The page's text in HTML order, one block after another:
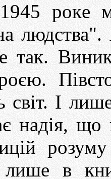
рокe
так.
світ. І
надія,
лише в